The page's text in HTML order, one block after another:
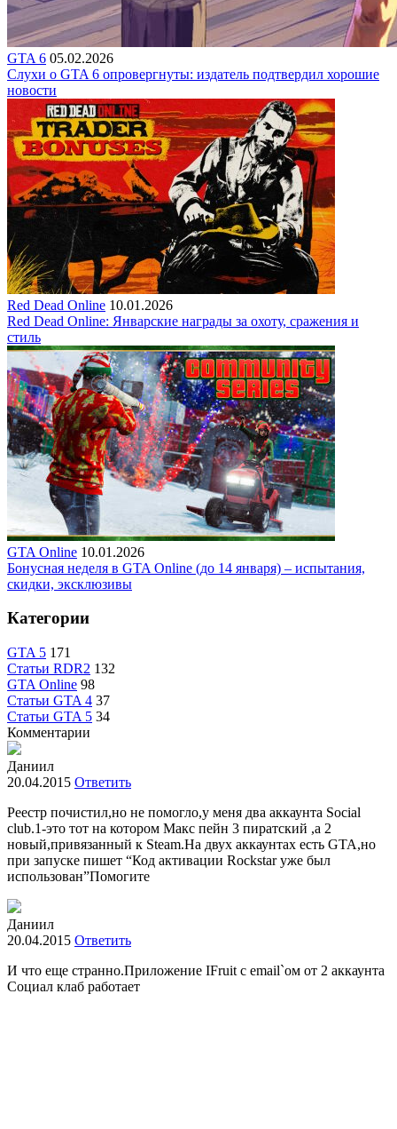
GTA 6 05.02.2026
Слухи о GTA 6 опровергнуты: издатель подтвердил хорошие
новости
Red Dead Online 10.01.2026
Red Dead Online: Январские награды за охоту, сражения и
стиль
GTA Online 10.01.2026
Бонусная неделя в GTA Online (до 14 января) – испытания,
скидки, эксклюзивы
Категории
GTA 5 171
Статьи RDR2 132
GTA Online 98
Статьи GTA 4 37
Статьи GTA 5 34
Комментарии
Даниил
20.04.2015 Ответить
Реестр почистил,но не помогло,у меня два аккаунта Social
club.1-это тот на котором Макс пейн 3 пиратский ,а 2
новый,привязанный к Steam.На двух аккаунтах есть GTA,но
при запуске пишет “Код активации Rockstar уже был
использован”Помогите
Даниил
20.04.2015 Ответить
И что еще странно.Приложение IFruit с email`oм от 2 аккаунта
Социал клаб работает